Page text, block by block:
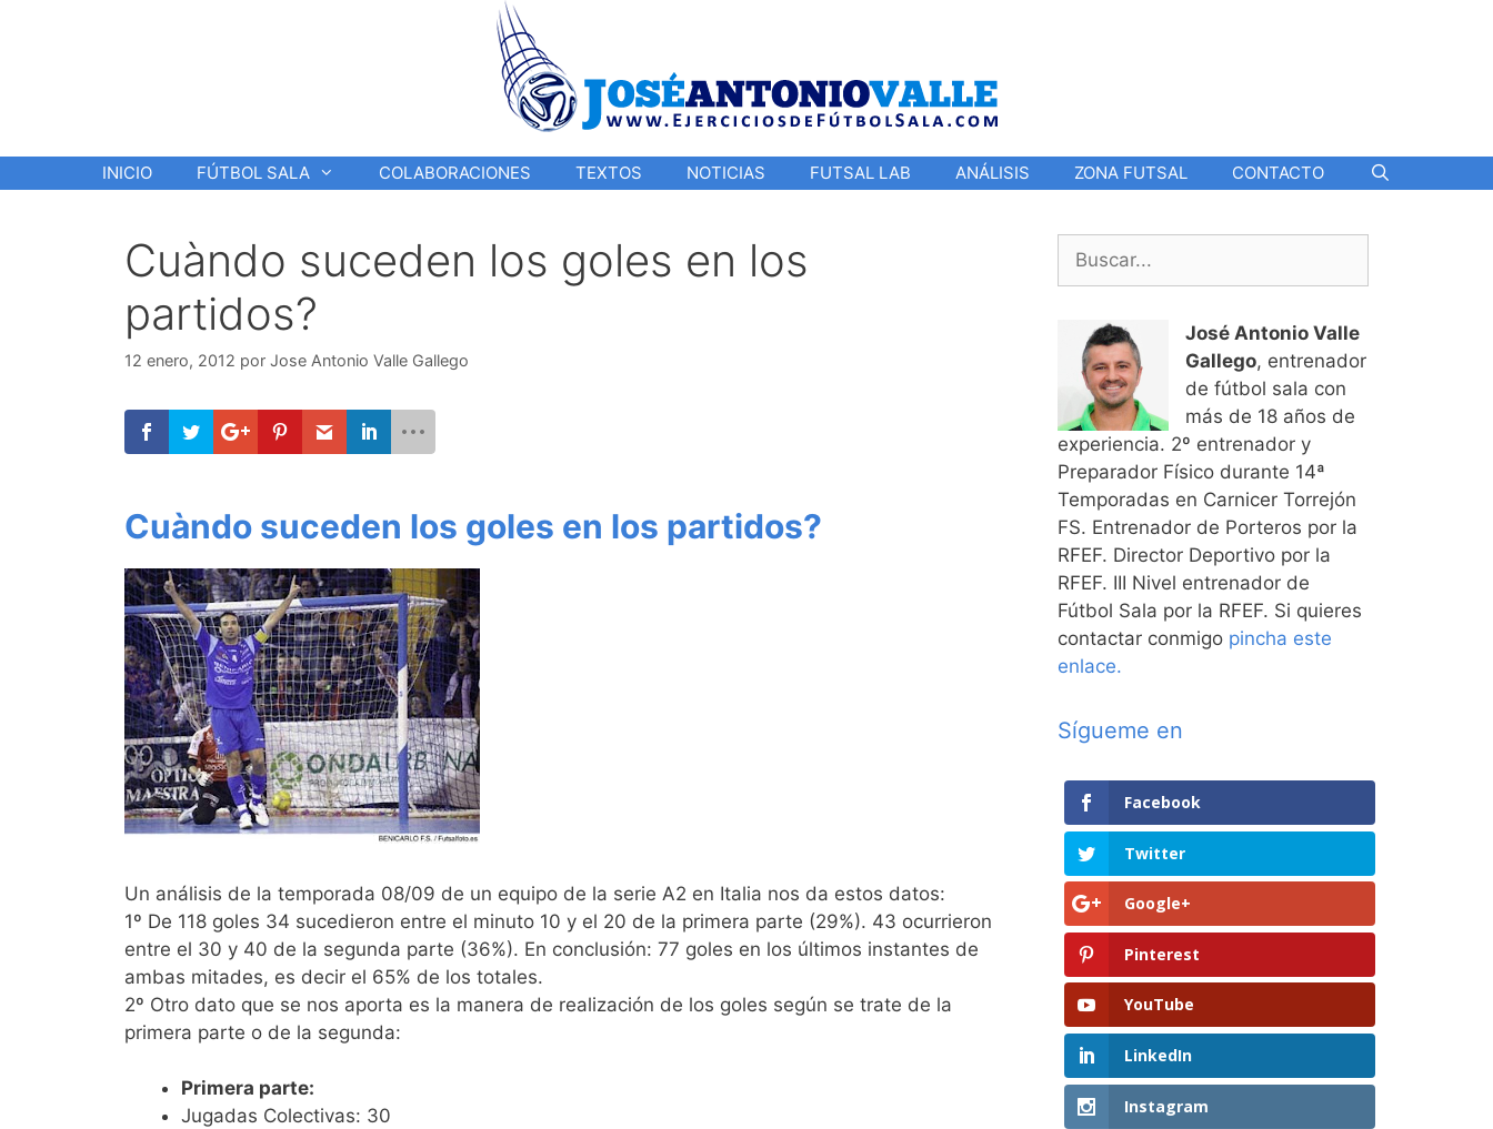
INICIO FÚTBOL SALA COLABORACIONES TEXTOS NOTICIAS FUTSAL LAB ANÁLISIS ZONA FUTSAL CONTACTO
Cuàndo suceden los goles en los
partidos?
12 enero, 2012 por Jose Antonio Valle Gallego
Cuàndo suceden los goles en los partidos?
Un análisis de la temporada 08/09 de un equipo de la serie A2 en Italia nos da estos datos:
1º De 118 goles 34 sucedieron entre el minuto 10 y el 20 de la primera parte (29%). 43 ocurrieron
entre el 30 y 40 de la segunda parte (36%). En conclusión: 77 goles en los últimos instantes de
ambas mitades, es decir el 65% de los totales.
2º Otro dato que se nos aporta es la manera de realización de los goles según se trate de la
primera parte o de la segunda:
Primera parte:
Jugadas Colectivas: 30
Buscar:
José Antonio Valle
Gallego, entrenador
de fútbol sala con
más de 18 años de
experiencia. 2º entrenador y
Preparador Físico durante 14ª
Temporadas en Carnicer Torrejón
FS. Entrenador de Porteros por la
RFEF. Director Deportivo por la
RFEF. III Nivel entrenador de
Fútbol Sala por la RFEF. Si quieres
contactar conmigo pincha este
enlace.
Sígueme en
Facebook
Twitter
Google+
Pinterest
YouTube
LinkedIn
Instagram